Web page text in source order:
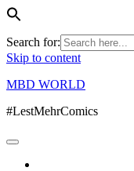
Search for:
Skip to content
MBD WORLD
#LestMehrComics